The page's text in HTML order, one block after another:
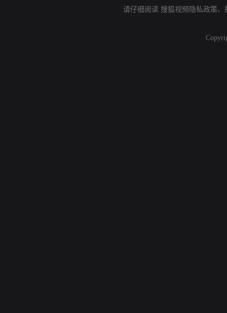
请仔细阅读 搜狐视频隐私政策、